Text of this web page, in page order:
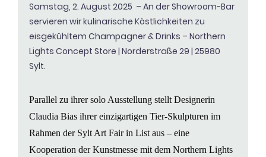
Samstag, 2. August 2025 – An der Showroom-Bar
servieren wir kulinarische Köstlichkeiten zu
eisgekühltem Champagner & Drinks – Northern
Lights Concept Store | Norderstraße 29 | 25980
Sylt.
Parallel zu ihrer solo Ausstellung stellt Designerin
Claudia Bias ihrer einzigartigen Tier-Skulpturen im
Rahmen der Sylt Art Fair in List aus – eine
Kooperation der Kunstmesse mit dem Northern Lights